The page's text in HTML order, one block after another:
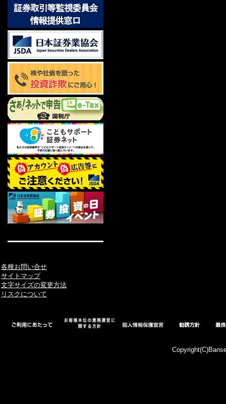
各種お問い合せ
サイトマップ
文字サイズの変更方法
リスクについて